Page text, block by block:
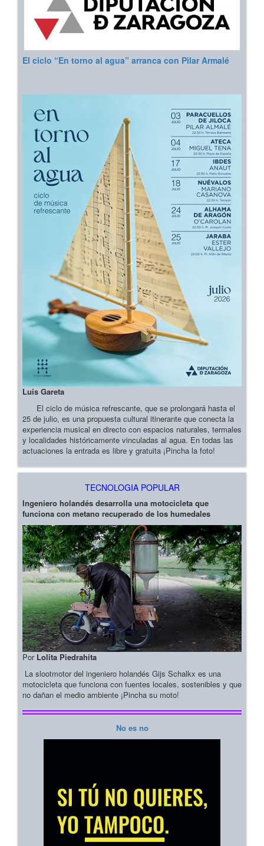
El ciclo “En torno al agua” arranca con Pilar Armalé
Luis Gareta
El ciclo de música refrescante, que se prolongará hasta el
25 de julio, es una propuesta cultural itinerante que conecta la
experiencia musical en directo con espacios naturales, termales
y localidades históricamente vinculadas al agua. En todas las
actuaciones la entrada es libre y gratuita ¡Pincha la foto!
TECNOLOGIA POPULAR
Ingeniero holandés desarrolla una motocicleta que
funciona con metano recuperado de los humedales
Por Lolita Piedrahita
La slootmotor del ingeniero holandés Gijs Schalkx es una
motocicleta que funciona con fuentes locales, sostenibles y que
no dañan el medio ambiente ¡Pincha su moto!
No es no